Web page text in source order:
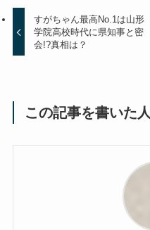
すがちゃん最高No.1は山形
学院高校時代に県知事と密
会!?真相は？
この記事を書いた人